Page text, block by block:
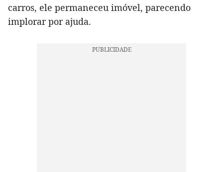
carros, ele permaneceu imóvel, parecendo
implorar por ajuda.